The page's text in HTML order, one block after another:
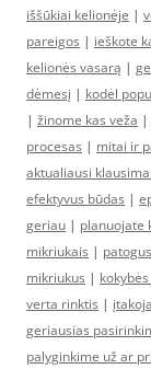
iššūkiai kelionėje |
pareigos | ieškote
kelionės vasarą |
dėmesį | kodėl
| žinome kas veža |
procesas | mitai ir
aktualiausi klausimai
efektyvus būdas |
geriau | planuojate
mikriukais |
mikriukus |
verta rinktis | įtakoja
geriausias
palyginkime už ar